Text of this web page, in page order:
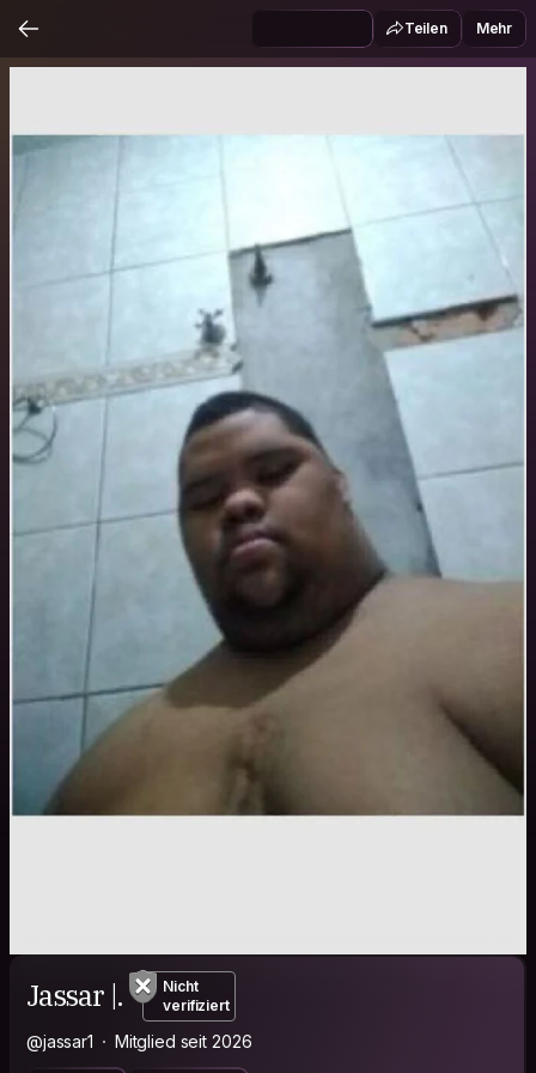
Teilen Mehr
Jassar |.
Nicht
verifiziert
@jassar1 Mitglied seit 2026